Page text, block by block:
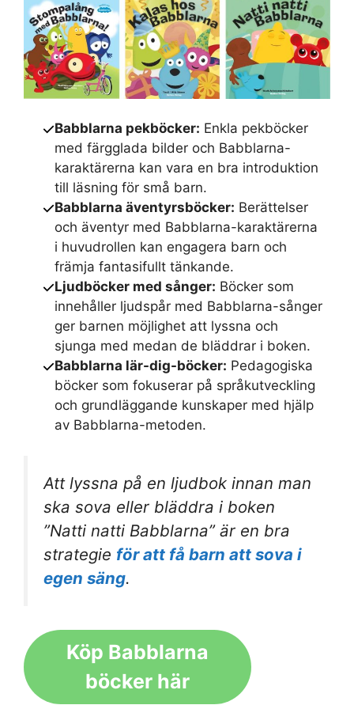
Babblarna pekböcker: Enkla pekböcker
med färgglada bilder och Babblarna-
karaktärerna kan vara en bra introduktion
till läsning för små barn.
Babblarna äventyrsböcker: Berättelser
och äventyr med Babblarna-karaktärerna
i huvudrollen kan engagera barn och
främja fantasifullt tänkande.
Ljudböcker med sånger: Böcker som
innehåller ljudspår med Babblarna-sånger
ger barnen möjlighet att lyssna och
sjunga med medan de bläddrar i boken.
Babblarna lär-dig-böcker: Pedagogiska
böcker som fokuserar på språkutveckling
och grundläggande kunskaper med hjälp
av Babblarna-metoden.
Att lyssna på en ljudbok innan man
ska sova eller bläddra i boken
”Natti natti Babblarna” är en bra
strategie för att få barn att sova i
egen säng.
Köp Babblarna
böcker här